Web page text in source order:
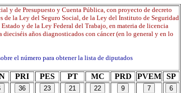
y de Presupuesto y Cuenta Pública, con proyecto de decreto
de la Ley del Seguro Social, de la Ley del Instituto de Seguridad
y de la Ley Federal del Trabajo, en materia de licencia
dieciséis años diagnosticados con cáncer (en lo general y en lo
para obtener la lista de diputados
PRI PES PT MC PRD PVEM
SP